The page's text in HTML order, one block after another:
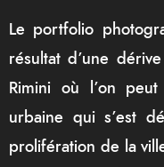
Le portfolio
résultat d’une
Rimini où l’on
urbaine qui s’est
prolifération de la